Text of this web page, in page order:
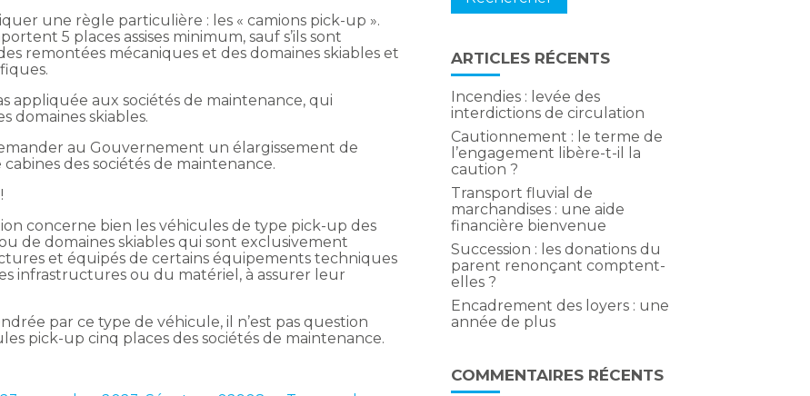
une règle particulière : les « camions pick-up ».
5 places assises minimum, sauf s’ils sont
remontées mécaniques et des domaines skiables et
appliquée aux sociétés de maintenance, qui
domaines skiables.
au Gouvernement un élargissement de
des sociétés de maintenance.
concerne bien les véhicules de type pick-up des
de domaines skiables qui sont exclusivement
et équipés de certains équipements techniques
infrastructures ou du matériel, à assurer leur
par ce type de véhicule, il n’est pas question
pick-up cinq places des sociétés de maintenance.
ARTICLES RÉCENTS
Incendies : levée des
interdictions de circulation
Cautionnement : le terme de
l’engagement libère-t-il la
caution ?
Transport fluvial de
marchandises : une aide
financière bienvenue
Succession : les donations du
parent renonçant comptent-
elles ?
Encadrement des loyers : une
année de plus
COMMENTAIRES RÉCENTS